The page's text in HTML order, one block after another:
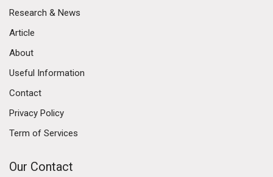
Research & News
Article
About
Useful Information
Contact
Privacy Policy
Term of Services
Our Contact